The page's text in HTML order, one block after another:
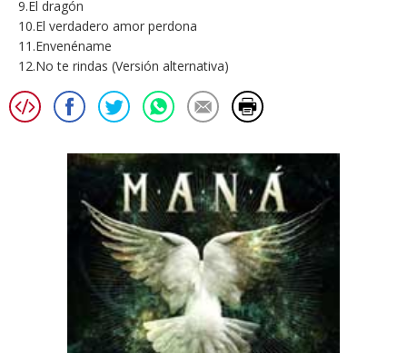
9.El dragón
10.El verdadero amor perdona
11.Envenéname
12.No te rindas (Versión alternativa)